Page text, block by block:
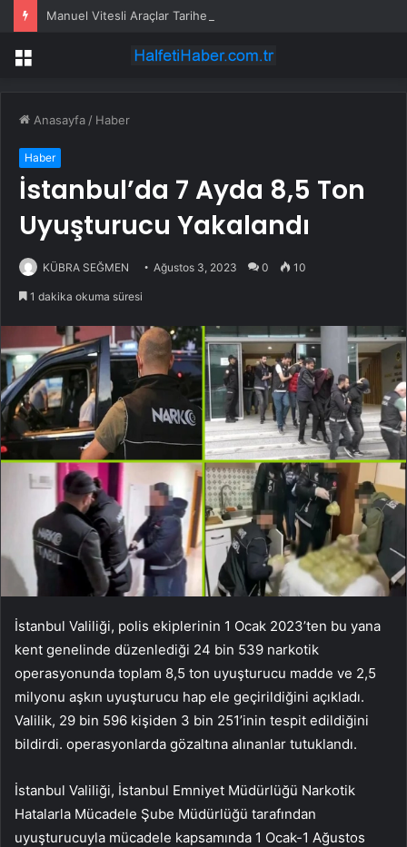
Manuel Vitesli Araçlar Tarihe Karışıyor
Menü
Anasayfa / Haber
Haber
İstanbul’da 7 Ayda 8,5 Ton
Uyuşturucu Yakalandı
KÜBRA SEĞMEN Ağustos 3, 2023 0 10
1 dakika okuma süresi
İstanbul Valiliği, polis ekiplerinin 1 Ocak 2023’ten bu yana
kent genelinde düzenlediği 24 bin 539 narkotik
operasyonunda toplam 8,5 ton uyuşturucu madde ve 2,5
milyonu aşkın uyuşturucu hap ele geçirildiğini açıkladı.
Valilik, 29 bin 596 kişiden 3 bin 251’inin tespit edildiğini
bildirdi. operasyonlarda gözaltına alınanlar tutuklandı.
İstanbul Valiliği, İstanbul Emniyet Müdürlüğü Narkotik
Hatalarla Mücadele Şube Müdürlüğü tarafından
uyuşturucuyla mücadele kapsamında 1 Ocak-1 Ağustos